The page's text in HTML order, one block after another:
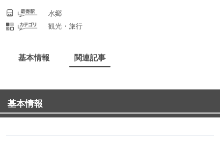
水郷
観光・旅行
基本情報 関連記事
基本情報